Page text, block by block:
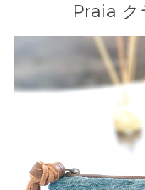
Praia ク